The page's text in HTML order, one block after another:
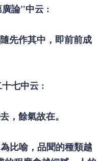
論"中云 :
先作其中，即前前成
七中云 :
，餘氣故在。
比喻，品聞的種類越